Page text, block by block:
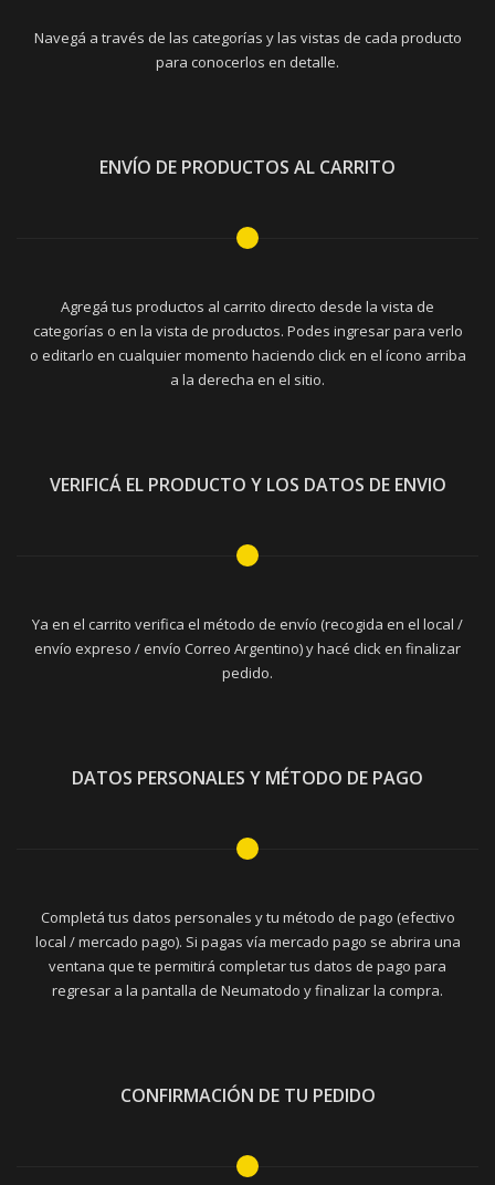
Navegá a través de las categorías y las vistas de cada producto
para conocerlos en detalle.
ENVÍO DE PRODUCTOS AL CARRITO
Agregá tus productos al carrito directo desde la vista de
categorías o en la vista de productos. Podes ingresar para verlo
o editarlo en cualquier momento haciendo click en el ícono arriba
a la derecha en el sitio.
VERIFICÁ EL PRODUCTO Y LOS DATOS DE ENVIO
Ya en el carrito verifica el método de envío (recogida en el local /
envío expreso / envío Correo Argentino) y hacé click en finalizar
pedido.
DATOS PERSONALES Y MÉTODO DE PAGO
Completá tus datos personales y tu método de pago (efectivo
local / mercado pago). Si pagas vía mercado pago se abrira una
ventana que te permitirá completar tus datos de pago para
regresar a la pantalla de Neumatodo y finalizar la compra.
CONFIRMACIÓN DE TU PEDIDO